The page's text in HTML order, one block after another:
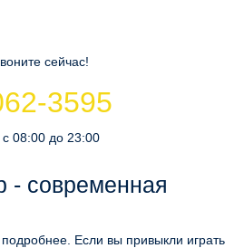
сейчас!
3595
08:00 до 23:00
- современная
Если вы привыкли играть